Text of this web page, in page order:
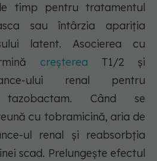
timp pentru tratamentul
sau întârzia apariţia
latent. Asocierea cu
creşterea T1/2 şi
ului renal pentru
Când se
cu tobramicină, aria de
ul renal şi reabsorbţia
scad. Prelungeşte efectul